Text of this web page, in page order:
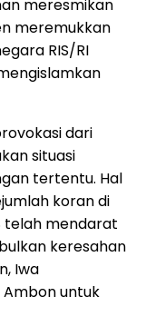
meresmikan
meremukkan
RIS/RI
dari
situasi
tertentu. Hal
koran di
telah mendarat
keresahan
Iwa
Ambon untuk